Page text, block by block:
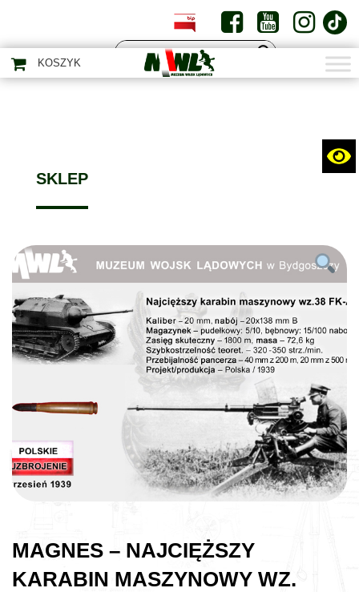
PL EN
KOSZYK
SKLEP
MAGNES – NAJCIĘŻSZY
KARABIN MASZYNOWY WZ.